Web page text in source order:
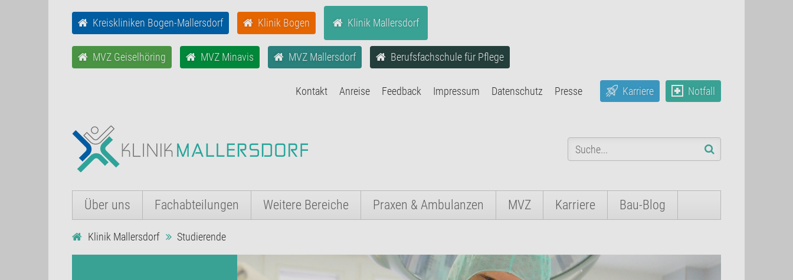
Kreiskliniken Bogen-Mallersdorf Klinik Bogen Klinik Mallersdorf
MVZ Geiselhöring MVZ Minavis MVZ Mallersdorf Berufsfachschule für Pflege
Kontakt Anreise Feedback Impressum Datenschutz Presse Karriere Notfall
Über uns Fachabteilungen Weitere Bereiche Praxen & Ambulanzen MVZ Karriere Bau-Blog
Klinik Mallersdorf Studierende